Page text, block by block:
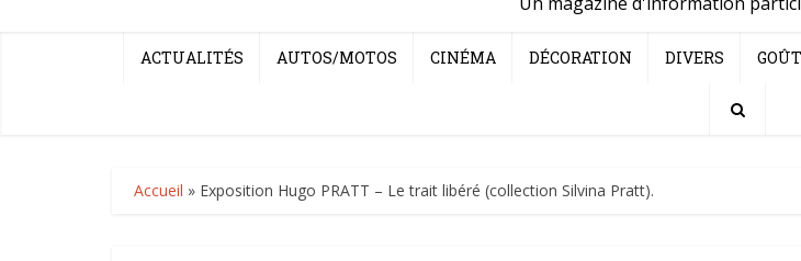
ACTUALITÉS AUTOS/MOTOS CINÉMA DÉCORATION DIVERS
Accueil » Exposition Hugo PRATT – Le trait libéré (collection Silvina Pratt).